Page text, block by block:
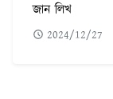
জান লিখ
2024/12/27